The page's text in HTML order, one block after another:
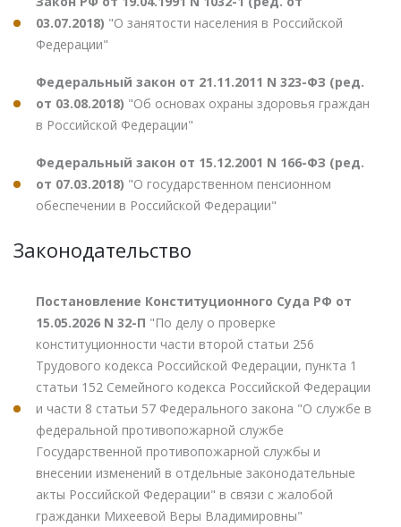
03.07.2018) "О занятости населения в Российской
Федерации"
Федеральный закон от 21.11.2011 N 323-ФЗ (ред.
от 03.08.2018) "Об основах охраны здоровья граждан
в Российской Федерации"
Федеральный закон от 15.12.2001 N 166-ФЗ (ред.
от 07.03.2018) "О государственном пенсионном
обеспечении в Российской Федерации"
Законодательство
Постановление Конституционного Суда РФ от
15.05.2026 N 32-П "По делу о проверке
конституционности части второй статьи 256
Трудового кодекса Российской Федерации, пункта 1
статьи 152 Семейного кодекса Российской Федерации
и части 8 статьи 57 Федерального закона "О службе в
федеральной противопожарной службе
Государственной противопожарной службы и
внесении изменений в отдельные законодательные
акты Российской Федерации" в связи с жалобой
гражданки Михеевой Веры Владимировны"